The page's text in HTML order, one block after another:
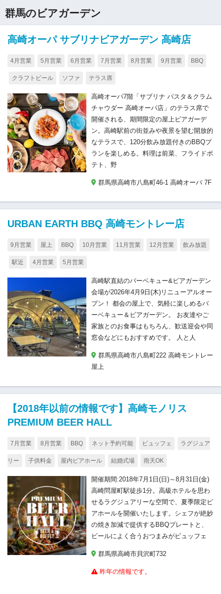
群馬のビアガーデン
高崎オーパ サブリナビアガーデン 高崎店
4月営業 5月営業 6月営業 7月営業 8月営業 9月営業 BBQ
クラフトビール ソファ テラス席
高崎オーパ7階「サブリナ パスタ＆クラム
チャウダー 高崎オーパ店」のテラス席で
開催される、期間限定の屋上ビアガーデ
ン。高崎駅前の街並みや夜景を望む開放的
なテラスで、120分飲み放題付きのBBQプ
ランを楽しめる。料理は前菜、フライドポ
テト、野
群馬県高崎市八島町46-1 高崎オーパ 7F
URBAN EARTH BBQ 高崎モントレー店
9月営業 屋上 BBQ 10月営業 11月営業 12月営業 飲み放題
駅近 4月営業 5月営業
高崎駅直結のバーベキュー&ビアガーデン
会場が2026年4月9日(木)リニューアルオー
プン！ 都会の屋上で、気軽に楽しめるバ
ーベキュー＆ビアガーデン。 お友達やご
家族とのお食事はもちろん、歓送迎会や同
窓会などにもおすすめです。 人と人
群馬県高崎市八島町222 高崎モントレー
屋上
【2018年以前の情報です】高崎モノリス
PREMIUM BEER HALL
7月営業 8月営業 BBQ ネット予約可能 ビュッフェ ラグジュア
リー 子供料金 屋内ビアホール 結婚式場 雨天OK
開催期間:2018年7月1日(日)～8月31日(金)
高崎問屋町駅徒歩1分。高級ホテルを思わ
せるラグジュアリーな空間で、夏季限定ビ
アホールを開催いたします。シェフが絶妙
の焼き加減で提供するBBQプレートと、
ビールによく合うおつまみがビュッフェ
群馬県高崎市貝沢町732
昨年の情報です。